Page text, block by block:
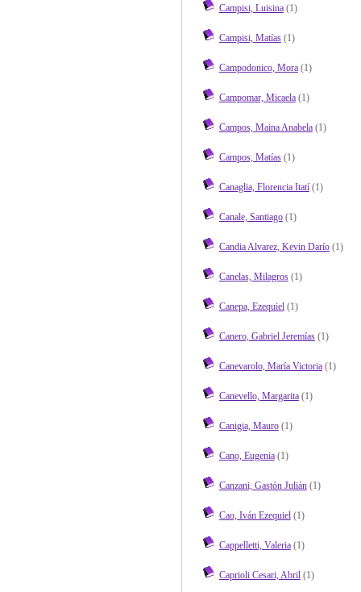
Campisi, Luisina(1)
Campisi, Matías(1)
Campodonico, Mora(1)
Campomar, Micaela(1)
Campos, Maina Anabela(1)
Campos, Matías(1)
Canaglia, Florencia Itatí(1)
Canale, Santiago(1)
Candia Alvarez, Kevin Darío(1)
Canelas, Milagros(1)
Canepa, Ezequiel(1)
Canero, Gabriel Jeremías(1)
Canevarolo, María Victoria(1)
Canevello, Margarita(1)
Canigia, Mauro(1)
Cano, Eugenia(1)
Canzani, Gastón Julián(1)
Cao, Iván Ezequiel(1)
Cappelletti, Valeria(1)
Caprioli Cesari, Abril(1)